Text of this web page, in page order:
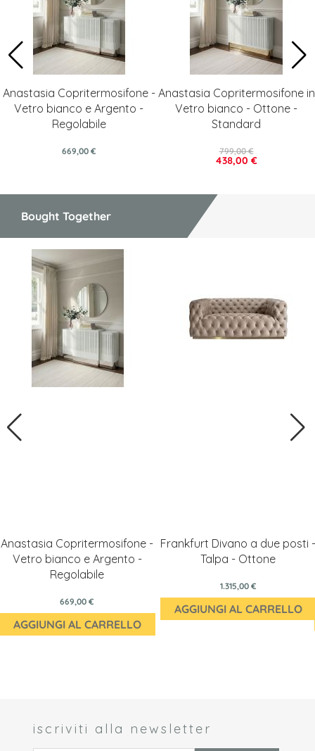
Anastasia Copritermosifone -
Vetro bianco e Argento -
Regolabile
669,00 €
Anastasia Copritermosifone in
Vetro bianco - Ottone -
Standard
438,00 €
799,00 €
Bought Together
Anastasia Copritermosifone -
Vetro bianco e Argento -
Regolabile
669,00 €
AGGIUNGI AL CARRELLO
Frankfurt Divano a due posti -
Talpa - Ottone
1.315,00 €
AGGIUNGI AL CARRELLO
iscriviti alla newsletter